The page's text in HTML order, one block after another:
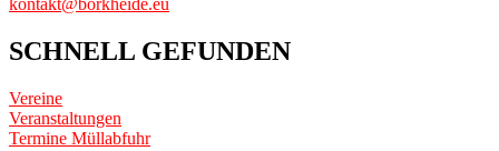
SCHNELL GEFUNDEN
Vereine
Veranstaltungen
Termine Müllabfuhr